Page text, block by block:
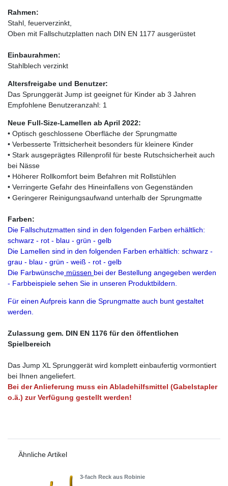
Rahmen:
Stahl, feuerverzinkt,
Oben mit Fallschutzplatten nach DIN EN 1177 ausgerüstet
Einbaurahmen:
Stahlblech verzinkt
Altersfreigabe und Benutzer:
Das Sprunggerät Jump ist geeignet für Kinder ab 3 Jahren
Empfohlene Benutzeranzahl: 1
Neue Full-Size-Lamellen ab April 2022:
• Optisch geschlossene Oberfläche der Sprungmatte
• Verbesserte Trittsicherheit besonders für kleinere Kinder
• Stark ausgeprägtes Rillenprofil für beste Rutschsicherheit auch
bei Nässe
• Höherer Rollkomfort beim Befahren mit Rollstühlen
• Verringerte Gefahr des Hineinfallens von Gegenständen
• Geringerer Reinigungsaufwand unterhalb der Sprungmatte
Farben:
Die Fallschutzmatten sind in den folgenden Farben erhältlich:
schwarz - rot - blau - grün - gelb
Die Lamellen sind in den folgenden Farben erhältlich: schwarz -
grau - blau - grün - weiß - rot - gelb
Die Farbwünsche müssen bei der Bestellung angegeben werden
- Farbbeispiele sehen Sie in unseren Produktbildern.
Für einen Aufpreis kann die Sprungmatte auch bunt gestaltet
werden.
Zulassung gem. DIN EN 1176 für den öffentlichen
Spielbereich
Das Jump XL Sprunggerät wird komplett einbaufertig vormontiert
bei Ihnen angeliefert.
Bei der Anlieferung muss ein Abladehilfsmittel (Gabelstapler
o.ä.) zur Verfügung gestellt werden!
Ähnliche Artikel
3-fach Reck aus Robinie